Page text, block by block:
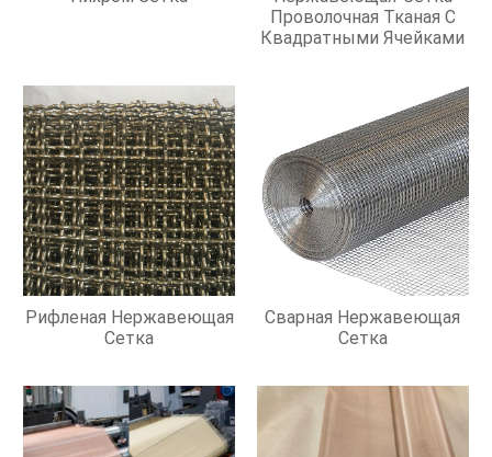
Проволочная Тканая С
Квадратными Ячейками
Рифленая Нержавеющая
Сетка
Сварная Нержавеющая
Сетка